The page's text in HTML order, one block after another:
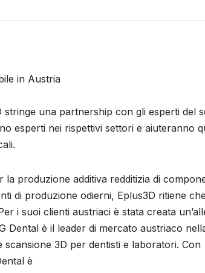
in Austria
una partnership con gli esperti del
esperti nei rispettivi settori e aiuteranno
produzione additiva redditizia di
di produzione odierni, Eplus3D ritiene
i suoi clienti austriaci è stata creata
Dental è il leader di mercato austriaco
3D per dentisti e laboratori. Con
è